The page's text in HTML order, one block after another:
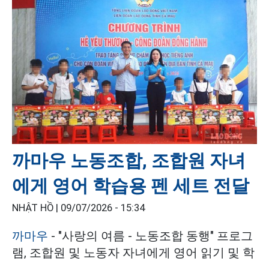
까마우 노동조합, 조합원 자녀
에게 영어 학습용 펜 세트 전달
NHẬT HỒ | 09/07/2026 - 15:34
까마우 - "사랑의 여름 - 노동조합 동행" 프로그
램, 조합원 및 노동자 자녀에게 영어 읽기 및 학